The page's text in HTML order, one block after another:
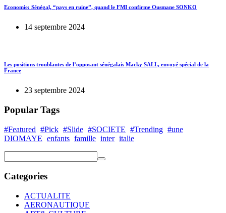
Economie: Sénégal, “pays en ruine”, quand le FMI confirme Ousmane SONKO
14 septembre 2024
Les positions troublantes de l’opposant sénégalais Macky SALL, envoyé spécial de la
France
23 septembre 2024
Popular Tags
#Featured #Pick #Slide #SOCIETE #Trending #une
DIOMAYE enfants famille inter italie
Categories
ACTUALITE
AERONAUTIQUE